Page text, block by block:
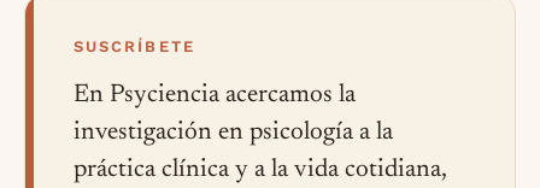
SUSCRÍBETE
En Psyciencia acercamos la
investigación en psicología a la
práctica clínica y a la vida cotidiana,